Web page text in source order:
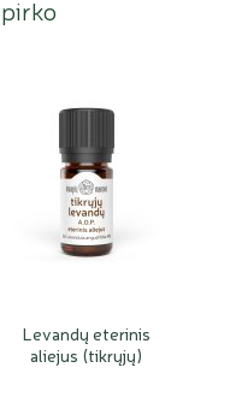
Levandų eterinis
aliejus (tikrųjų)